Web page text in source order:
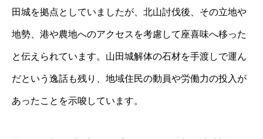
田城を拠点としていましたが、北山討伐後、その立地や
地勢、港や農地へのアクセスを考慮して座喜味へ移った
と伝えられています。山田城解体の石材を手渡しで運ん
だという逸話も残り、地域住民の動員や労働力の投入が
あったことを示唆しています。